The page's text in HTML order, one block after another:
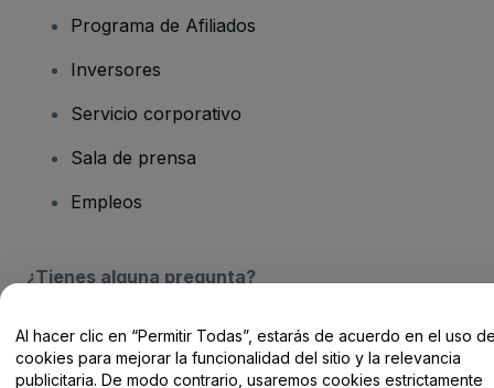
Programa de Afiliados
Inversores
Servicio corporativo
Sala de prensa
Empleos
¿Tienes alguna pregunta?
Centro de Ayuda / Contacto
Al hacer clic en “Permitir Todas”, estarás de acuerdo en el uso
cookies para mejorar la funcionalidad del sitio y la relevancia
publicitaria. De modo contrario, usaremos cookies estrictamente